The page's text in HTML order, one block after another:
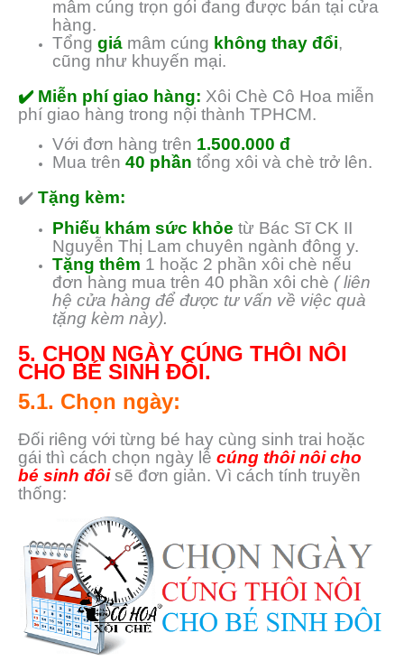
mâm cúng trọn gói đang được bán tại cửa
hàng.
Tổnggiá mâm cúng không thay đổi,
cũng như khuyến mại.
✔️ Miễn phí giao hàng: Xôi Chè Cô Hoa miễn
phí giao hàng trong nội thành TPHCM.
Với đơn hàng trên 1.500.000 đ
Mua trên40 phần tổng xôi và chè trở lên.
✔️ Tặng kèm:
Phiếu khám sức khỏe từ Bác Sĩ CK II
Nguyễn Thị Lam chuyên ngành đông y.
Tặng thêm 1 hoặc 2 phần xôi chè nếu
đơn hàng mua trên 40 phần xôi chè ( liên
hệ cửa hàng để được tư vấn về việc quà
tặng kèm này).
5. CHỌN NGÀY CÚNG THÔI NÔI
CHO BÉ SINH ĐÔI.
5.1. Chọn ngày:
Đối riêng với từng bé hay cùng sinh trai hoặc
gái thì cách chọn ngày lễ cúng thôi nôi cho
bé sinh đôisẽ đơn giản. Vì cách tính truyền
thống: